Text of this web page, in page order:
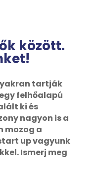
között.
tartják
felhőalapú
ki és
nagyon is a
mozog a
up vagyunk
Ismerj meg